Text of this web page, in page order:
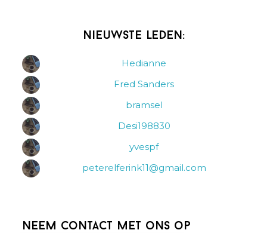
Nieuwste leden:
Hedianne
Fred Sanders
bramsel
Desi198830
yvespf
peterelferink11@gmail.com
Neem contact met ons op